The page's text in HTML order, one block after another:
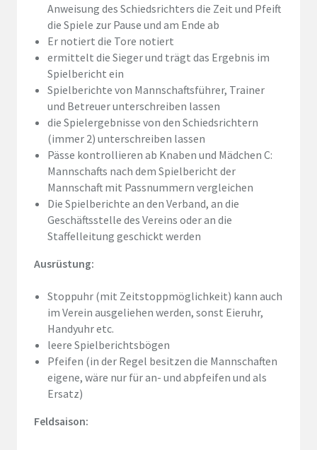
Anweisung des Schiedsrichters die Zeit und Pfeift
die Spiele zur Pause und am Ende ab
Er notiert die Tore notiert
ermittelt die Sieger und trägt das Ergebnis im
Spielbericht ein
Spielberichte von Mannschaftsführer, Trainer
und Betreuer unterschreiben lassen
die Spielergebnisse von den Schiedsrichtern
(immer 2) unterschreiben lassen
Pässe kontrollieren ab Knaben und Mädchen C:
Mannschafts nach dem Spielbericht der
Mannschaft mit Passnummern vergleichen
Die Spielberichte an den Verband, an die
Geschäftsstelle des Vereins oder an die
Staffelleitung geschickt werden
Ausrüstung:
Stoppuhr (mit Zeitstoppmöglichkeit) kann auch
im Verein ausgeliehen werden, sonst Eieruhr,
Handyuhr etc.
leere Spielberichtsbögen
Pfeifen (in der Regel besitzen die Mannschaften
eigene, wäre nur für an- und abpfeifen und als
Ersatz)
Feldsaison: